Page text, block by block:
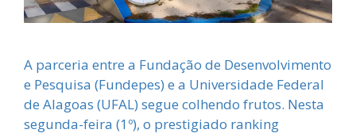
A parceria entre a Fundação de Desenvolvimento
e Pesquisa (Fundepes) e a Universidade Federal
de Alagoas (UFAL) segue colhendo frutos. Nesta
segunda-feira (1º), o prestigiado ranking